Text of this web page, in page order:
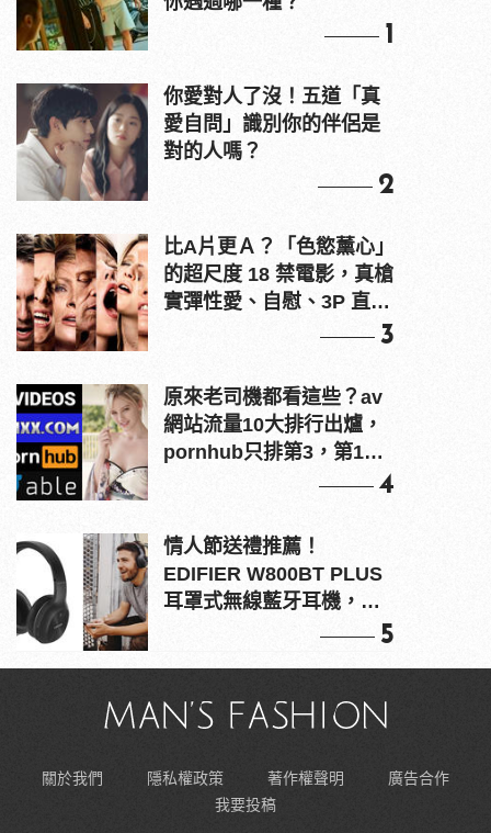
1
你愛對人了沒！五道「真
愛自問」識別你的伴侶是
對的人嗎？
2
比A片更Ａ？「色慾薰心」
的超尺度 18 禁電影，真槍
實彈性愛、自慰、3P 直接
3
原來老司機都看這些？av
網站流量10大排行出爐，
pornhub只排第3，第1名
4
情人節送禮推薦！
EDIFIER W800BT PLUS
耳罩式無線藍牙耳機，在
5
關於我們 隱私權政策 著作權聲明
廣告合作
我要投稿